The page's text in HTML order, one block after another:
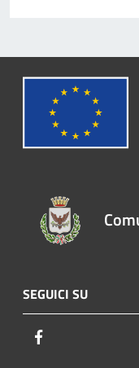
SEGUICI SU